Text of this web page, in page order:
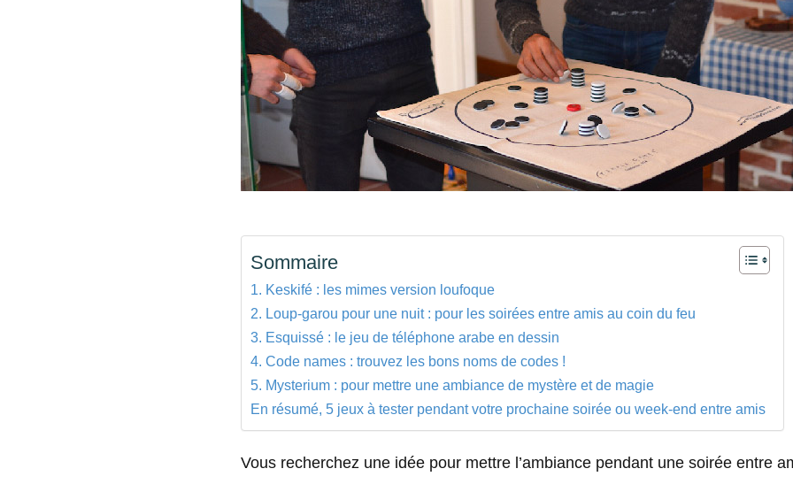
Sommaire
1. Keskifé : les mimes version loufoque
2. Loup-garou pour une nuit : pour les soirées entre amis au coin du feu
3. Esquissé : le jeu de téléphone arabe en dessin
4. Code names : trouvez les bons noms de codes !
5. Mysterium : pour mettre une ambiance de mystère et de magie
En résumé, 5 jeux à tester pendant votre prochaine soirée ou week-end entre amis
Vous recherchez une idée pour mettre l’ambiance pendant une soirée entre